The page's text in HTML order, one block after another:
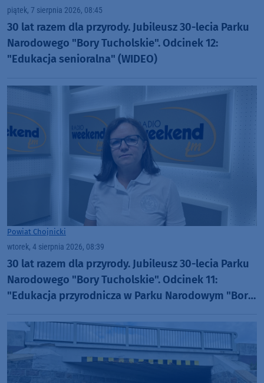
piątek, 7 sierpnia 2026, 08:45
30 lat razem dla przyrody. Jubileusz 30-lecia Parku
Narodowego "Bory Tucholskie". Odcinek 12:
"Edukacja senioralna" (WIDEO)
Powiat Chojnicki
wtorek, 4 sierpnia 2026, 08:39
30 lat razem dla przyrody. Jubileusz 30-lecia Parku
Narodowego "Bory Tucholskie". Odcinek 11:
"Edukacja przyrodnicza w Parku Narodowym "Bory